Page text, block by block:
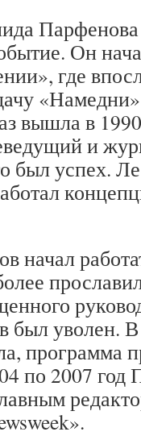
Он
где
вышла в
и
был успех.
начал
уволен. В
программа
по 2007 год